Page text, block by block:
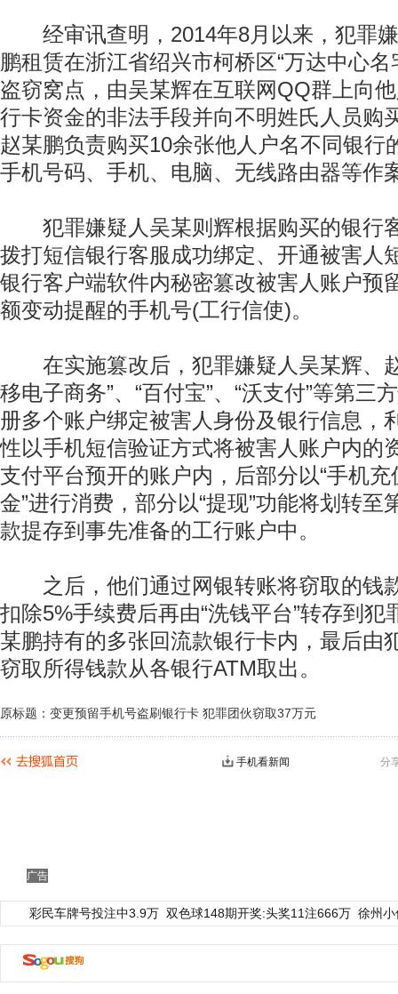
经审讯查明，2014年8月以来，犯罪嫌
鹏租赁在浙江省绍兴市柯桥区“万达中心名
盗窃窝点，由吴某辉在互联网QQ群上向
行卡资金的非法手段并向不明姓氏人员购
赵某鹏负责购买10余张他人户名不同银行
手机号码、手机、电脑、无线路由器等作
犯罪嫌疑人吴某则辉根据购买的银行
拨打短信银行客服成功绑定、开通被害人
银行客户端软件内秘密篡改被害人账户预
额变动提醒的手机号(工行信使)。
在实施篡改后，犯罪嫌疑人吴某辉、
移电子商务”、“百付宝”、“沃支付”等第三
册多个账户绑定被害人身份及银行信息，
性以手机短信验证方式将被害人账户内的
支付平台预开的账户内，后部分以“手机充
金”进行消费，部分以“提现”功能将划转至
款提存到事先准备的工行账户中。
之后，他们通过网银转账将窃取的钱款
扣除5%手续费后再由“洗钱平台”转存到犯
某鹏持有的多张回流款银行卡内，最后由
窃取所得钱款从各银行ATM取出。
原标题：变更预留手机号盗刷银行卡 犯罪团伙窃取37万元
分
手机看新闻
广告
彩民车牌号投注中3.9万 双色球148期开奖:头奖11注666万 徐州
动物系恋人啊 | 钟欣潼体验爱情哲学 南